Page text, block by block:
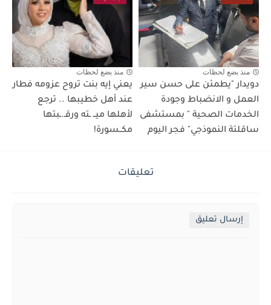
منذ بضع لحظات
دويدار "يطمئن على حسن سير
العمل و الانضباط وجودة
الخدمات الصحية " بمستشفى
ساقلتة النموذجي" فجر اليوم
منذ بضع لحظات
يعني إيه بنت تروح عزومه فطار
عند أهل خطيبها .. ترجع
لأهلها ميــ ـته ورقـ.ـبتها
مكــسورة!
تعليقات
إرسال تعليق